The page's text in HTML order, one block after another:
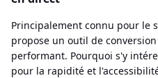
Principalement connu pour le
propose un outil de
performant. Pourquoi s'y
pour la rapidité et